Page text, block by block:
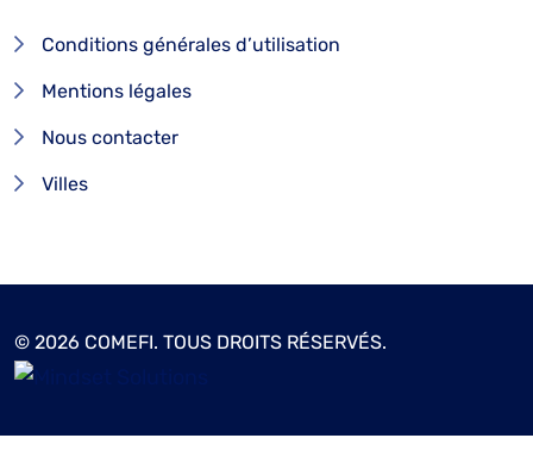
Conditions générales d’utilisation
Mentions légales
Nous contacter
Villes
© 2026 COMEFI. TOUS DROITS RÉSERVÉS.